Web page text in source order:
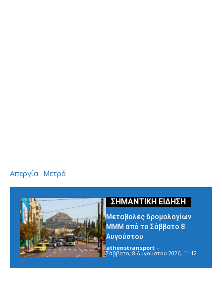
Απεργία Μετρό
Μεταβολές δρομολογίων
ΜΜΜ από το Σάββατο 8
Αυγούστου
athenstransport -
Σάββατο, 8 Αυγούστου 2026, 11:12